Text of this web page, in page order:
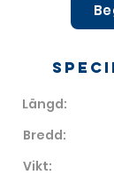
Längd:
Bredd:
Vikt: